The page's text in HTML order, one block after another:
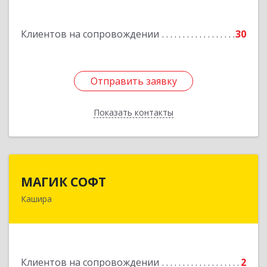
Клиентов на сопровождении 30
Отправить заявку
Показать контакты
Подробнее
Отправить заявку
Назад
МАГИК СОФТ
Кашира
Клиентов на сопровождении 2